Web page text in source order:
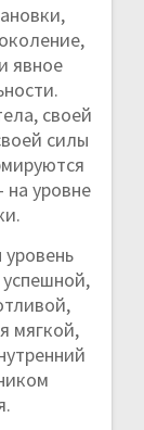
явное
своей
силы
уровне
мягкой,